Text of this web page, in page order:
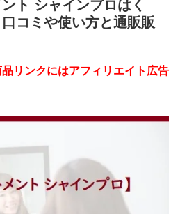
ト シャインプロはく
コミや使い方と通販販
品リンクにはアフィリエイト広告